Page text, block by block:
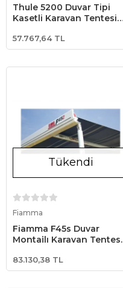
Thule 5200 Duvar Tipi
Kasetli Karavan Tentesi
57.767,64 TL
Tükendi
Fiamma
Fiamma F45s Duvar
Montajlı Karavan Tentesi
83.130,38 TL